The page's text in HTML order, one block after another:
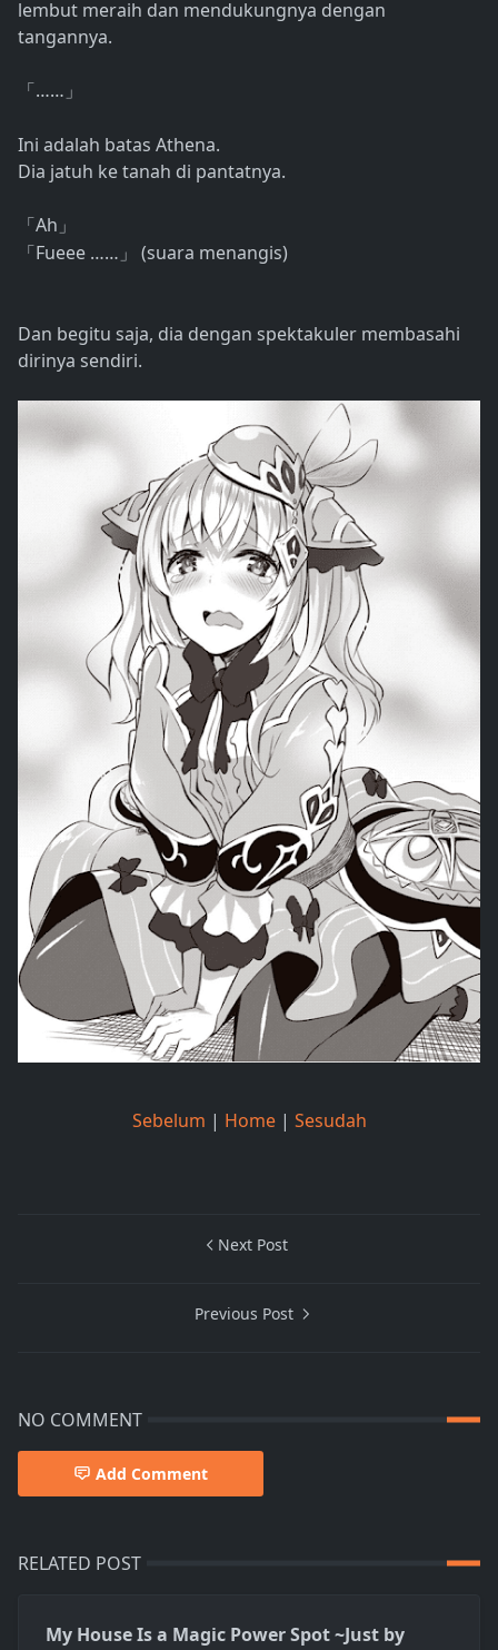
lembut meraih dan mendukungnya dengan
tangannya.
「 …… 」
Ini adalah batas Athena.
Dia jatuh ke tanah di pantatnya.
「 Ah 」
「 Fueee …… 」 (suara menangis)
Dan begitu saja, dia dengan spektakuler membasahi
dirinya sendiri.
Sebelum | Home | Sesudah
Next Post
Previous Post
NO COMMENT
Add Comment
RELATED POST
My House Is a Magic Power Spot ~Just by